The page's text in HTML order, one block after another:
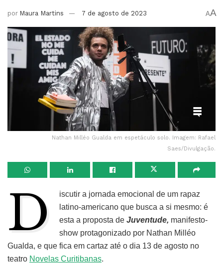
por Maura Martins 7 de agosto de 2023 AA
Nathan Milléo Gualda em espetáculo solo. Imagem: Rafael
Saes/Divulgação.
D
iscutir a jornada emocional de um rapaz
latino-americano que busca a si mesmo: é
esta a proposta deJuventude, manifesto-
show protagonizado por Nathan Milléo
Gualda, e que fica em cartaz até o dia 13 de agosto no
teatro Novelas Curitibanas.